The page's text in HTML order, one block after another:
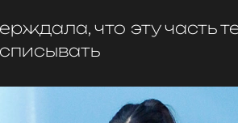
что эту часть